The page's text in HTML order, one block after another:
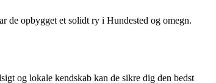
de opbygget et solidt ry i Hundested og omegn.
og lokale kendskab kan de sikre dig den bedst